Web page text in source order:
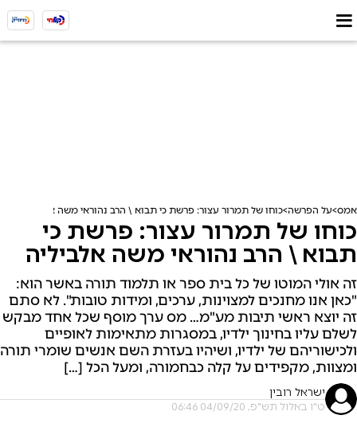
אמס על הפרשה כוחו של תמרור עצור: פרשת כי תבוא \ הרב נהוראי משה אלביליה
כוחו של תמרור עצור: פרשת כי
תבוא \ הרב נהוראי משה אלביליה
זה אולי המוטו של כל בית ספר או תלמוד תורה באשר הוא:
"כאן אנו מחנכים למצוינות, ערכים, ומידות טובות". לא סתם
זה יוצא ראשי תיבות מע"מ… מס ערך מוסף שכל אחד מבקש
לשלם עליו בחינוך ילדיו, במסגרות מתאימות לאופיים
ולכישוריהם של ילדיו, ושיהיו בעזרת השם אנשים שומרי תורה
ומצוות, מקפידים על קלה כבחמורה, ומעל הכל […]
ישראל רובין
ט"ו באלול תש"פ, 04/09/20 06:46